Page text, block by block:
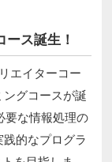
ス誕生！
エイターコー
ングコースが誕
要な情報処理の
的なプログラ